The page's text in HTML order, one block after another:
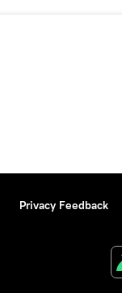
Privacy Feedback